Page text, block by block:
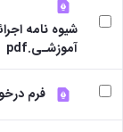
و
تحصیلات
تکمیلی
دروس
کارشناسی
فرم
ها
ترفیع
آئین
نامه
های
پژوهشی
آموزشی
بهداشت
و
کنترل
کیفی
موادغذایی
شیوه نامه
آموزشـی.pdf
فرم